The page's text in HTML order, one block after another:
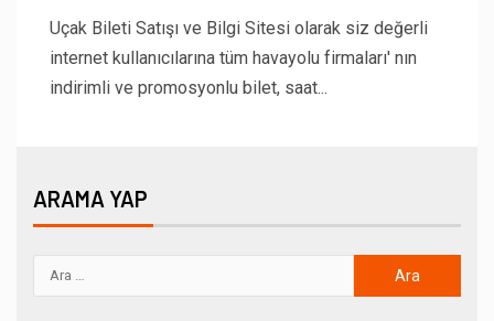
Uçak Bileti Satışı ve Bilgi Sitesi olarak siz değerli
internet kullanıcılarına tüm havayolu firmaları' nın
indirimli ve promosyonlu bilet, saat...
ARAMA YAP